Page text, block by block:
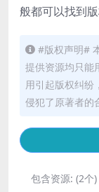
般都可以找到版
#版权声明#
提供资源均只能
用引起版权纠纷
侵犯了原著者的
包含资源: (2个)